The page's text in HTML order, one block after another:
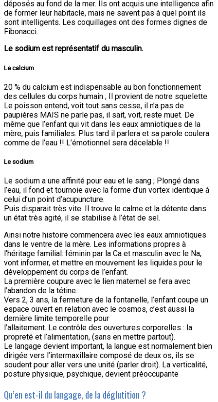
déposés au fond de la mer. Ils ont acquis une intelligence afin
de former leur habitacle, mais ne savent pas à quel point ils
sont intelligents. Les coquillages ont des formes dignes de
Fibonacci.
Le sodium est représentatif du masculin.
Le calcium
20 % du calcium est indispensable au bon fonctionnement
des cellules du corps humain ; Il provient de notre squelette.
Le poisson entend, voit tout sans cesse, il n’a pas de
paupières MAIS ne parle pas, il sait, voit, reste muet. De
même que l’enfant qui vit dans les eaux amniotiques de la
mère, puis familiales. Plus tard il parlera et sa parole coulera
comme de l’eau !! L’émotionnel sera décelable !!
Le sodium
Le sodium a une affinité pour eau et le sang ; Plongé dans
l’eau, il fond et tournoie avec la forme d’un vortex identique à
celui d’un point d’acupuncture.
Puis disparait très vite. Il trouve le calme et la détente dans
un état très agité, il se stabilise à l’état de sel.
Ainsi notre histoire commencera avec les eaux amniotiques
dans le ventre de la mère. Les informations propres à
l’héritage familial: féminin par la Ca et masculin avec le Na,
vont informer, et mettre en mouvement les liquides pour le
développement du corps de l’enfant.
La première coupure avec le lien maternel se fera avec
l’abandon de la tétine.
Vers 2, 3 ans, la fermeture de la fontanelle, l’enfant coupe un
espace ouvert en relation avec le cosmos, c’est aussi la
dernière limite temporelle pour
l’allaitement. Le contrôle des ouvertures corporelles : la
propreté et l’alimentation, (sans en mettre partout).
Le langage devient important, la langue est normalement bien
dirigée vers l’intermaxillaire composé de deux os, ils se
soudent pour aller vers une unité (parler droit). La verticalité,
posture physique, psychique, devient préoccupante
Qu’en est-il du langage, de la déglutition ?